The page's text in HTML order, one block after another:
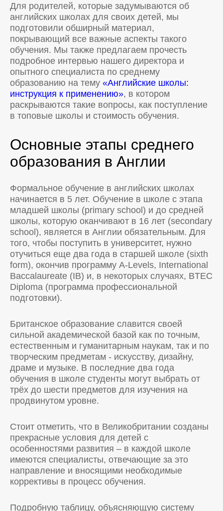
Для родителей, которые задумываются об
английских школах для своих детей, мы
подготовили обширный материал,
покрывающий все важные аспекты такого
обучения. Мы также предлагаем прочесть
подробное интервью нашего директора и
опытного специалиста по среднему
образованию на тему «Английские школы:
инструкция к применению», в котором
раскрываются такие вопросы, как поступление
в топовые школы и стоимость обучения.
Основные этапы среднего
образования в Англии
Формальное обучение в английских школах
начинается в 5 лет. Обучение в школе с этапа
младшей школы (primary school) и до средней
школы, которую оканчивают в 16 лет (secondary
school), является в Англии обязательным. Для
того, чтобы поступить в университет, нужно
отучиться еще два года в старшей школе (sixth
form), окончив программу A-Levels, International
Baccalaureate (IB) и, в некоторых случаях, BTEC
Diploma (программа профессиональной
подготовки).
Британское образование славится своей
сильной академической базой как по точным,
естественным и гуманитарным наукам, так и по
творческим предметам - искусству, дизайну,
драме и музыке. В последние два года
обучения в школе студенты могут выбрать от
трёх до шести предметов для изучения на
продвинутом уровне.
Стоит отметить, что в Великобритании созданы
прекрасные условия для детей с
особенностями развития – в каждой школе
имеются специалисты, отвечающие за это
направление и вносящими необходимые
коррективы в процесс обучения.
Подробную таблицу, объясняющую систему